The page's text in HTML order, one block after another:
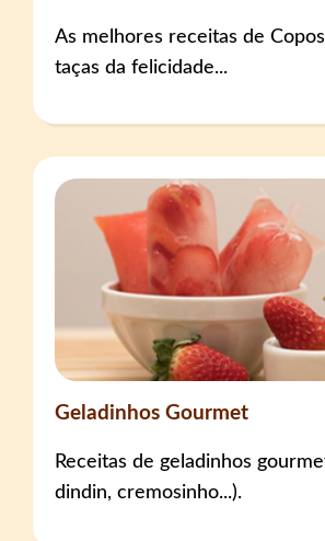
As melhores receitas de
taças da felicidade...
Geladinhos Gourmet
Receitas de geladinhos
dindin, cremosinho...).